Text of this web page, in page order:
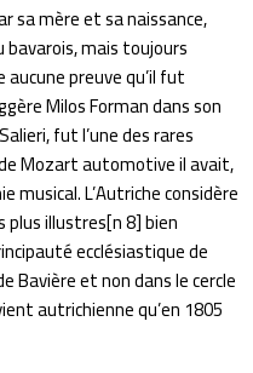
sa mère et sa naissance,
mais toujours
preuve qu’il fut
Milos Forman dans son
fut l’une des rares
Mozart automotive il avait,
musical. L’Autriche considère
plus illustres[n 8] bien
ecclésiastique de
Bavière et non dans le cercle
autrichienne qu’en 1805